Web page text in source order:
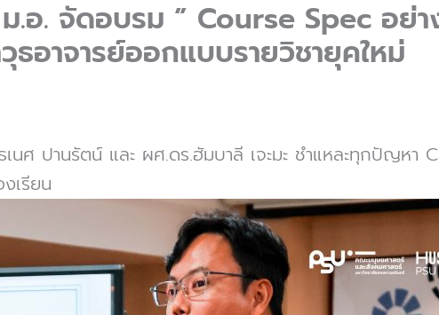
อ. จัดอบรม ” Course Spec อย่
อาจารย์ออกแบบรายวิชายุคใหม่
ปานรัตน์ และ ผศ.ดร.ฮัมบาลี เจะมะ ชำแหละทุกปัญหา
เรียน